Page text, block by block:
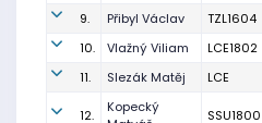
9. Přibyl Václav TZL1604
10.
Vlažný Viliam LCE1802
11.
Slezák Matěj LCE
12.
Kopecký
SSU1800